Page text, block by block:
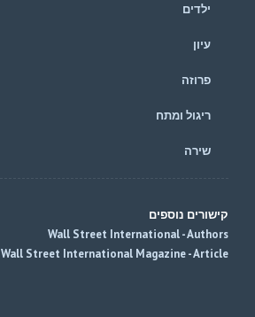
ילדים
עיון
פרוזה
ריגול ומתח
שירה
קישורים נוספים
Wall Street International - Authors
Wall Street International Magazine - Article